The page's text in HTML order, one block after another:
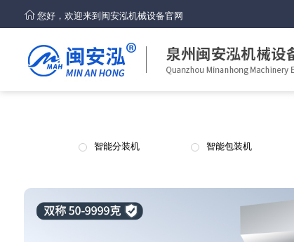
您好，欢迎来到闽安泓机械设备官网
智能分装机 智能包装机